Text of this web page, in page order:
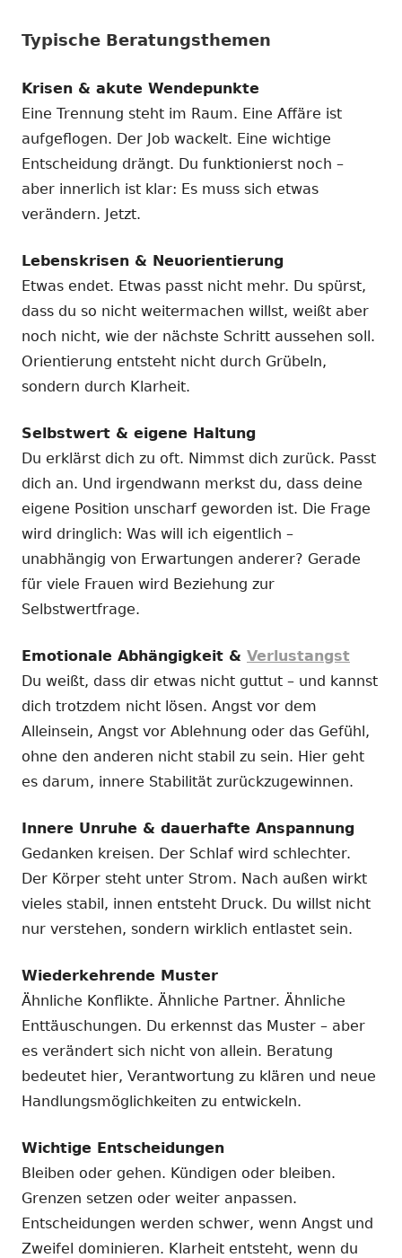
Typische Beratungsthemen
Krisen & akute Wendepunkte
Eine Trennung steht im Raum. Eine Affäre ist
aufgeflogen. Der Job wackelt. Eine wichtige
Entscheidung drängt. Du funktionierst noch –
aber innerlich ist klar: Es muss sich etwas
verändern. Jetzt.
Lebenskrisen & Neuorientierung
Etwas endet. Etwas passt nicht mehr. Du spürst,
dass du so nicht weitermachen willst, weißt aber
noch nicht, wie der nächste Schritt aussehen soll.
Orientierung entsteht nicht durch Grübeln,
sondern durch Klarheit.
Selbstwert & eigene Haltung
Du erklärst dich zu oft. Nimmst dich zurück. Passt
dich an. Und irgendwann merkst du, dass deine
eigene Position unscharf geworden ist. Die Frage
wird dringlich: Was will ich eigentlich –
unabhängig von Erwartungen anderer? Gerade
für viele Frauen wird Beziehung zur
Selbstwertfrage.
Emotionale Abhängigkeit & Verlustangst
Du weißt, dass dir etwas nicht guttut – und kannst
dich trotzdem nicht lösen. Angst vor dem
Alleinsein, Angst vor Ablehnung oder das Gefühl,
ohne den anderen nicht stabil zu sein. Hier geht
es darum, innere Stabilität zurückzugewinnen.
Innere Unruhe & dauerhafte Anspannung
Gedanken kreisen. Der Schlaf wird schlechter.
Der Körper steht unter Strom. Nach außen wirkt
vieles stabil, innen entsteht Druck. Du willst nicht
nur verstehen, sondern wirklich entlastet sein.
Wiederkehrende Muster
Ähnliche Konflikte. Ähnliche Partner. Ähnliche
Enttäuschungen. Du erkennst das Muster – aber
es verändert sich nicht von allein. Beratung
bedeutet hier, Verantwortung zu klären und neue
Handlungsmöglichkeiten zu entwickeln.
Wichtige Entscheidungen
Bleiben oder gehen. Kündigen oder bleiben.
Grenzen setzen oder weiter anpassen.
Entscheidungen werden schwer, wenn Angst und
Zweifel dominieren. Klarheit entsteht, wenn du